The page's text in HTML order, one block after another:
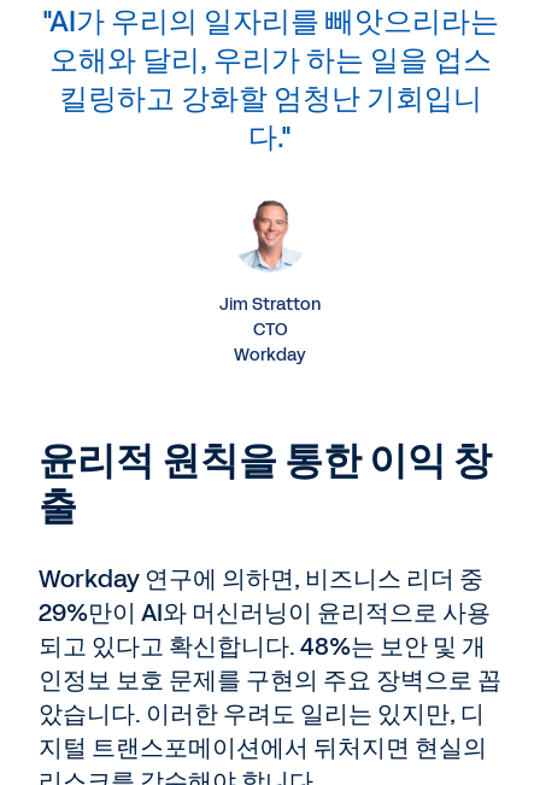
"AI가 우리의 일자리를 빼앗으리라는
오해와 달리, 우리가 하는 일을 업스
킬링하고 강화할 엄청난 기회입니
다."
Jim Stratton
CTO
Workday
윤리적 원칙을 통한 이익 창
출
Workday 연구에 의하면, 비즈니스 리더 중
29%만이 AI와 머신러닝이 윤리적으로 사용
되고 있다고 확신합니다. 48%는 보안 및 개
인정보 보호 문제를 구현의 주요 장벽으로 꼽
았습니다. 이러한 우려도 일리는 있지만, 디
지털 트랜스포메이션에서 뒤처지면 현실의